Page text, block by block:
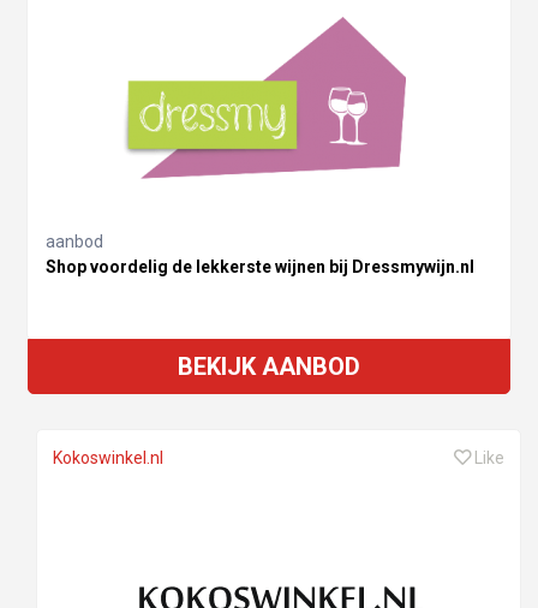
aanbod
Shop voordelig de lekkerste wijnen bij Dressmywijn.nl
BEKIJK AANBOD
Kokoswinkel.nl Like